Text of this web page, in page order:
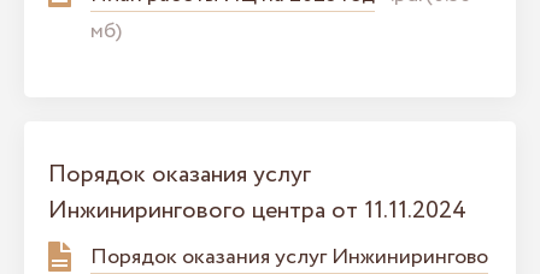
мб)
Порядок оказания услуг
Инжинирингового центра от 11.11.2024
Порядок оказания услуг Инжинирингово